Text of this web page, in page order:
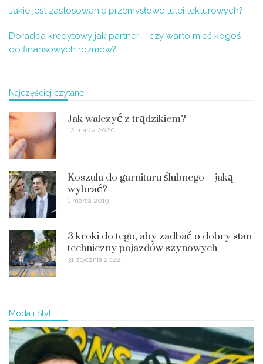
Jakie jest zastosowanie przemysłowe tulei tekturowych?
Doradca kredytowy jak partner – czy warto mieć kogoś
do finansowych rozmów?
Najczęściej czytane
Jak walczyć z trądzikiem?
12 marca 2020
Koszula do garnituru ślubnego – jaką
wybrać?
1 marca 2019
3 kroki do tego, aby zadbać o dobry stan
techniczny pojazdów szynowych
31 stycznia 2022
Moda i Styl